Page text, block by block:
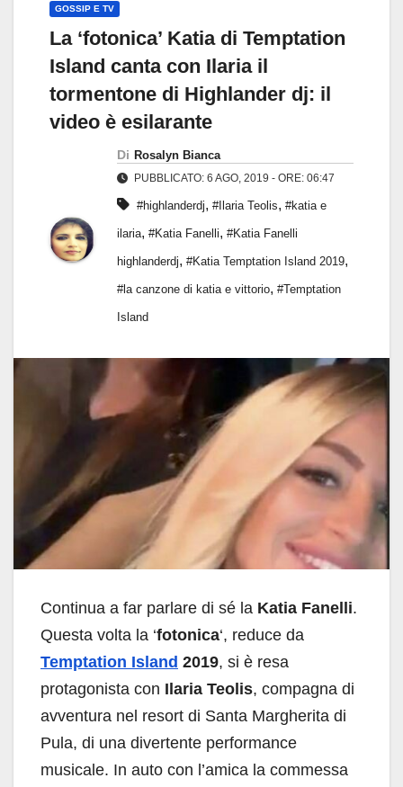
GOSSIP E TV
La ‘fotonica’ Katia di Temptation
Island canta con Ilaria il
tormentone di Highlander dj: il
video è esilarante
Di Rosalyn Bianca
PUBBLICATO: 6 AGO, 2019 - ORE: 06:47
#highlanderdj, #Ilaria Teolis, #katia e
ilaria, #Katia Fanelli, #Katia Fanelli
highlanderdj, #Katia Temptation Island 2019,
#la canzone di katia e vittorio, #Temptation
Island
Continua a far parlare di sé la Katia Fanelli.
Questa volta la ‘fotonica‘, reduce da
Temptation Island 2019, si è resa
protagonista con Ilaria Teolis, compagna di
avventura nel resort di Santa Margherita di
Pula, di una divertente performance
musicale. In auto con l’amica la commessa